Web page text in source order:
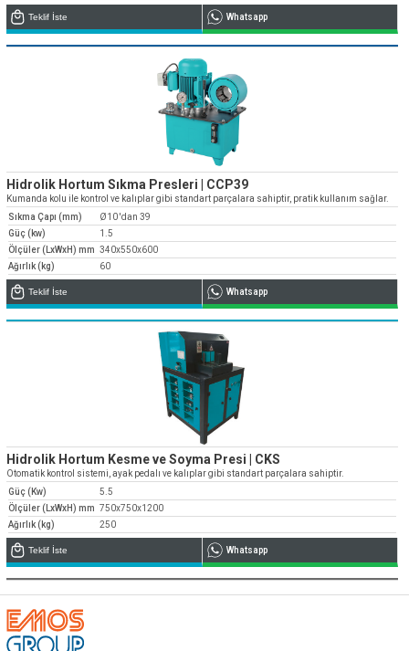
Teklif İste Whatsapp
Hidrolik Hortum Sıkma Presleri | CCP39
Kumanda kolu ile kontrol ve kalıplar gibi standart parçalara sahiptir, pratik kullanım sağlar.
Sıkma Çapı (mm)
Ø10 'dan 39
Güç (kw)
1.5
Ölçüler (LxWxH) mm 340x550x600
Ağırlık (kg)
60
Teklif İste Whatsapp
Hidrolik Hortum Kesme ve Soyma Presi | CKS
Otomatik kontrol sistemi, ayak pedalı ve kalıplar gibi standart parçalara sahiptir.
Güç (Kw)
5.5
Ölçüler (LxWxH) mm 750x750x1200
Ağırlık (kg)
250
Teklif İste Whatsapp